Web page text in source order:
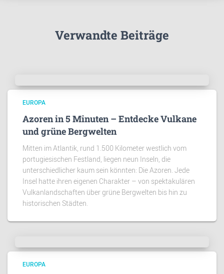
Verwandte Beiträge
EUROPA
Azoren in 5 Minuten – Entdecke Vulkane
und grüne Bergwelten
Mitten im Atlantik, rund 1.500 Kilometer westlich vom
portugiesischen Festland, liegen neun Inseln, die
unterschiedlicher kaum sein könnten: Die Azoren. Jede
Insel hatte ihren eigenen Charakter – von spektakulären
Vulkanlandschaften über grüne Bergwelten bis hin zu
historischen Städten.
EUROPA